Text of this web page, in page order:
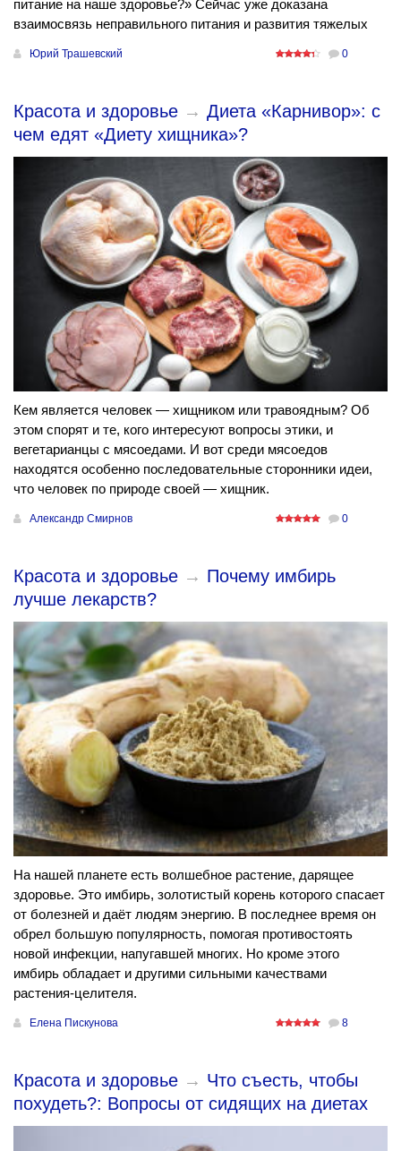
питание на наше здоровье?» Сейчас уже доказана
взаимосвязь неправильного питания и развития тяжелых
Юрий Трашевский 0
Красота и здоровье → Диета «Карнивор»: с
чем едят «Диету хищника»?
Кем является человек — хищником или травоядным? Об
этом спорят и те, кого интересуют вопросы этики, и
вегетарианцы с мясоедами. И вот среди мясоедов
находятся особенно последовательные сторонники идеи,
что человек по природе своей — хищник.
Александр Смирнов 0
Красота и здоровье → Почему имбирь
лучше лекарств?
На нашей планете есть волшебное растение, дарящее
здоровье. Это имбирь, золотистый корень которого спасает
от болезней и даёт людям энергию. В последнее время он
обрел большую популярность, помогая противостоять
новой инфекции, напугавшей многих. Но кроме этого
имбирь обладает и другими сильными качествами
растения-целителя.
Елена Пискунова 8
Красота и здоровье → Что съесть, чтобы
похудеть?: Вопросы от сидящих на диетах